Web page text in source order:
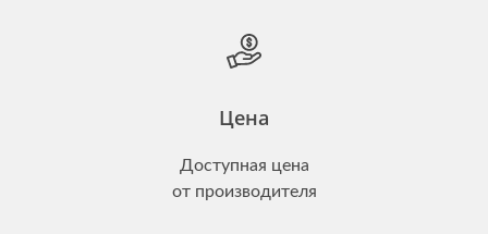
Цена
Доступная цена
от производителя